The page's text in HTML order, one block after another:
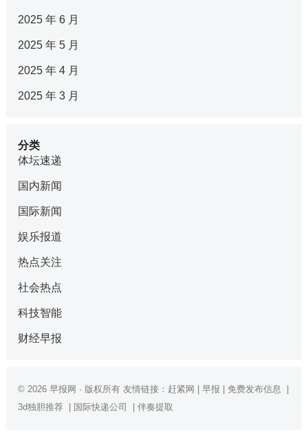
2025 年 6 月
2025 年 5 月
2025 年 4 月
2025 年 3 月
分类
体坛速递
国内新闻
国际新闻
娱乐报道
热点关注
社会热点
科技智能
财经早报
© 2026 早报网 · 版权所有 友情链接： 赶紧网 | 早报 | 免费发布信息
|
3d独胆推荐| 国际快递公司 | 伴奏提取